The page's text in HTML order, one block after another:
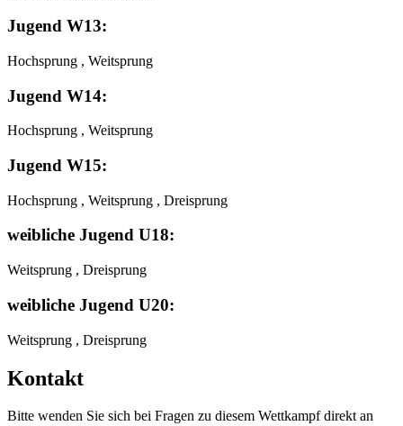
Jugend W13:
Hochsprung , Weitsprung
Jugend W14:
Hochsprung , Weitsprung
Jugend W15:
Hochsprung , Weitsprung , Dreisprung
weibliche Jugend U18:
Weitsprung , Dreisprung
weibliche Jugend U20:
Weitsprung , Dreisprung
Kontakt
Bitte wenden Sie sich bei Fragen zu diesem Wettkampf direkt an